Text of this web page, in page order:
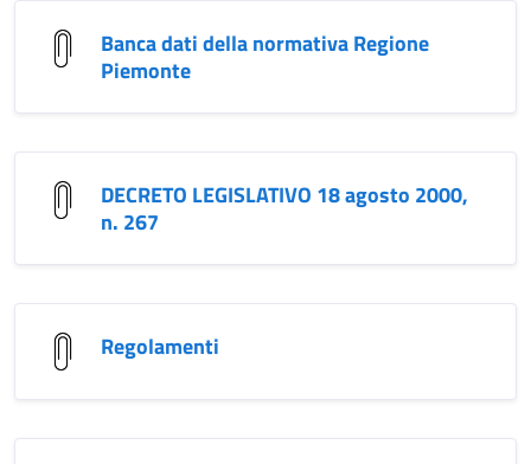
Banca dati della normativa Regione
Piemonte
DECRETO LEGISLATIVO 18 agosto 2000,
n. 267
Regolamenti